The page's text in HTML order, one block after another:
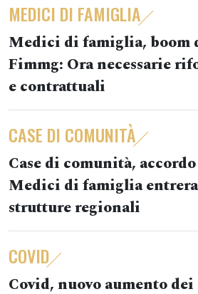
MEDICI DI FAMIGLIA
Medici di famiglia, boom
Fimmg: Ora necessarie
e contrattuali
CASE DI COMUNITÀ
Case di comunità,
Medici di famiglia
strutture regionali
COVID
Covid, nuovo aumento